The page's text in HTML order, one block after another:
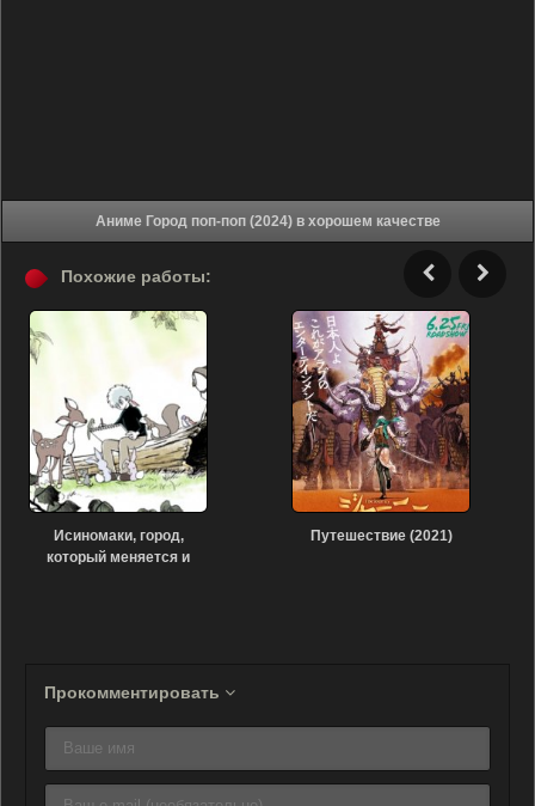
Аниме Город поп-поп (2024) в хорошем качестве
Похожие работы:
Исиномаки, город,
который меняется и
Путешествие (2021)
Прокомментировать